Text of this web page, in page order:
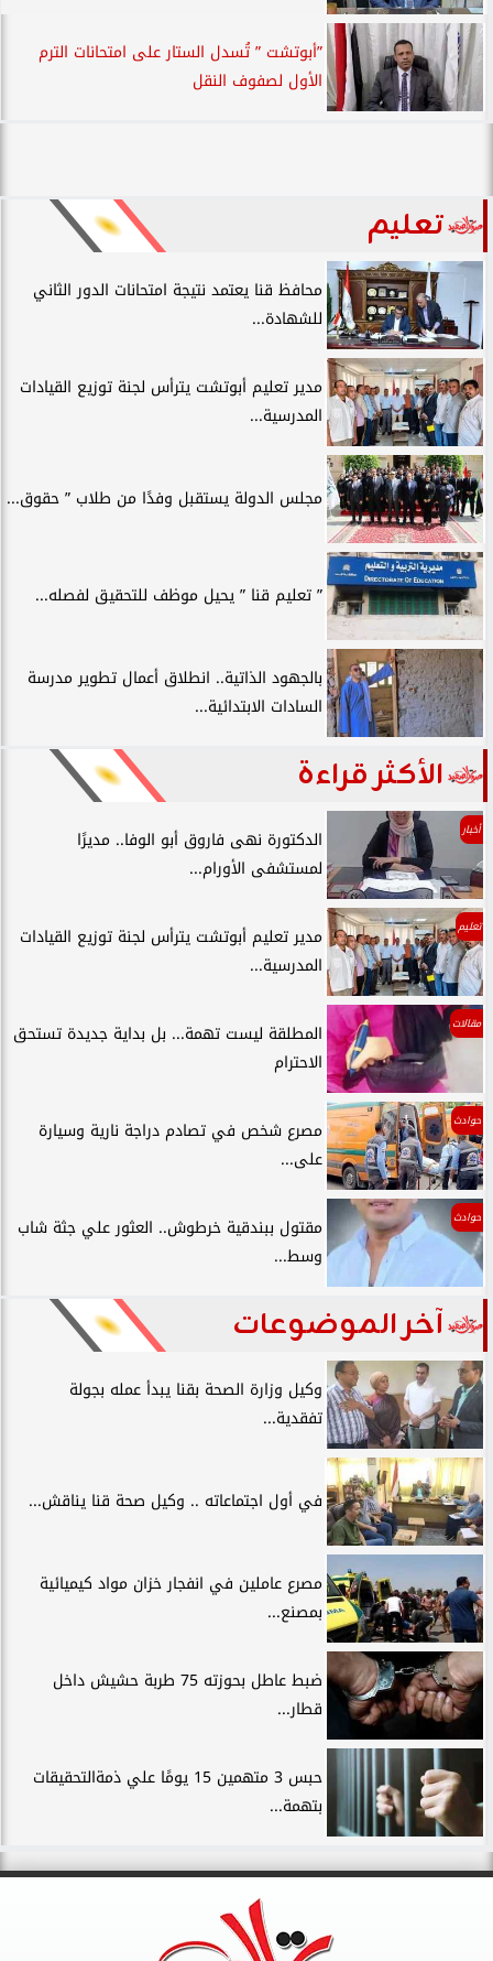
”أبوتشت ” تُسدل الستار على امتحانات الترم
الأول لصفوف النقل
تعليم
محافظ قنا يعتمد نتيجة امتحانات الدور الثاني
للشهادة...
مدير تعليم أبوتشت يترأس لجنة توزيع القيادات
المدرسية...
مجلس الدولة يستقبل وفدًا من طلاب ” حقوق...
” تعليم قنا ” يحيل موظف للتحقيق لفصله...
بالجهود الذاتية.. انطلاق أعمال تطوير مدرسة
السادات الابتدائية...
الأكثر قراءة
أخبار
الدكتورة نهى فاروق أبو الوفا.. مديرًا
لمستشفى الأورام...
تعليم
مدير تعليم أبوتشت يترأس لجنة توزيع القيادات
المدرسية...
مقالات
المطلقة ليست تهمة... بل بداية جديدة تستحق
الاحترام
حوادث
مصرع شخص في تصادم دراجة نارية وسيارة
على...
حوادث
مقتول ببندقية خرطوش.. العثور علي جثة شاب
وسط...
آخر الموضوعات
وكيل وزارة الصحة بقنا يبدأ عمله بجولة
تفقدية...
في أول اجتماعاته .. وكيل صحة قنا يناقش...
مصرع عاملين في انفجار خزان مواد كيميائية
بمصنع...
ضبط عاطل بحوزته 75 طربة حشيش داخل
قطار...
حبس 3 متهمين 15 يومًا علي ذمةالتحقيقات
بتهمة...